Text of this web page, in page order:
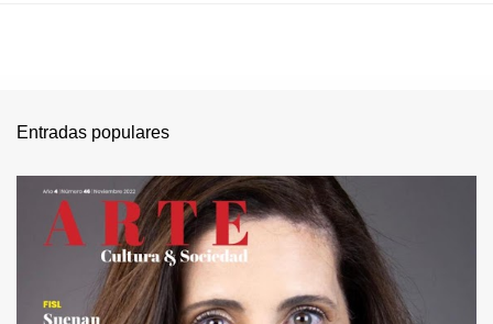
Entradas populares